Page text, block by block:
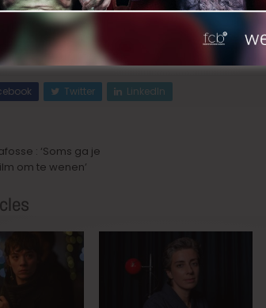
Twitter LinkedIn
: ‘Soms ga je
om te wenen’